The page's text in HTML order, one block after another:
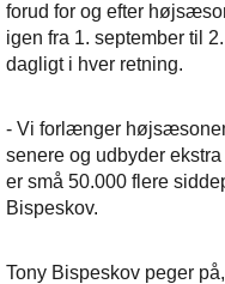
forud for og efter
igen fra 1. september til
dagligt i hver retning.
- Vi forlænger
senere og udbyder
er små 50.000 flere
Bispeskov.
Tony Bispeskov peger